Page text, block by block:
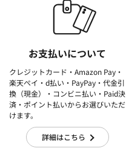
お支払いについて
クレジットカード・Amazon Pay・
楽天ぺイ・d払い・PayPay・代金引
換（現金）・コンビニ払い・Paid決
済・ポイント払いからお選びいただ
けます。
詳細はこちら